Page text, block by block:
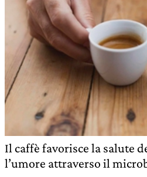
Il caffè favorisce la salute
l’umore attraverso il